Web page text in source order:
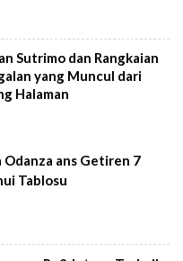
Sutrimo dan Rangkaian
yang Muncul dari
Halaman
Odanza ans Getiren 7
Tablosu